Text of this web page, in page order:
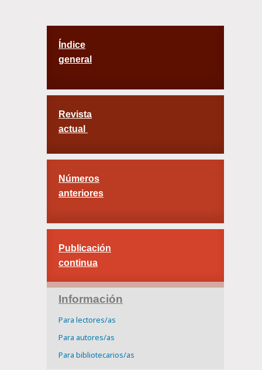
Índice
general
Revista
actual
Números
anteriores
Publicación
continua
Información
Para lectores/as
Para autores/as
Para bibliotecarios/as